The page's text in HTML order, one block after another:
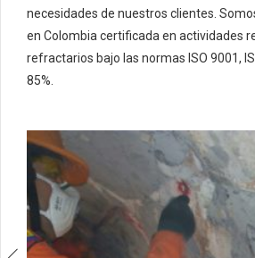
necesidades de nuestros clientes.
en Colombia certificada en actividades
refractarios bajo las normas ISO 9001,
85%.